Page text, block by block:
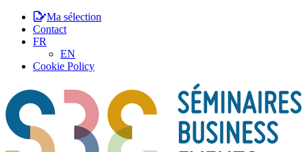
Ma sélection
Contact
FR
EN
Cookie Policy